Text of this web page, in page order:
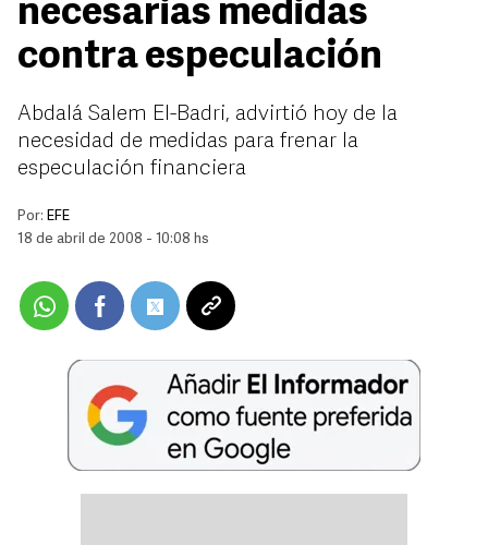
necesarias medidas
contra especulación
Abdalá Salem El-Badri, advirtió hoy de la
necesidad de medidas para frenar la
especulación financiera
Por: EFE
18 de abril de 2008 - 10:08 hs